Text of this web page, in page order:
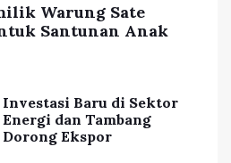
Warung Sate
Santunan Anak
Investasi Baru di Sektor
Energi dan Tambang
Dorong Ekspor